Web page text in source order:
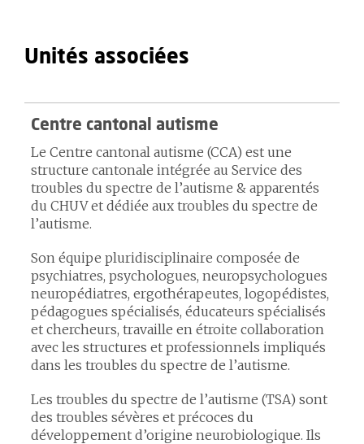
Unités associées
Centre cantonal autisme
Le Centre cantonal autisme (CCA) est une
structure cantonale intégrée au Service des
troubles du spectre de l’autisme & apparentés
du CHUV et dédiée aux troubles du spectre de
l’autisme.
Son équipe pluridisciplinaire composée de
psychiatres, psychologues, neuropsychologues
neuropédiatres, ergothérapeutes, logopédistes,
pédagogues spécialisés, éducateurs spécialisés
et chercheurs, travaille en étroite collaboration
avec les structures et professionnels impliqués
dans les troubles du spectre de l’autisme.
Les troubles du spectre de l’autisme (TSA) sont
des troubles sévères et précoces du
développement d’origine neurobiologique. Ils